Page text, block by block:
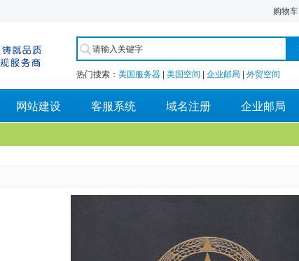
购物车
热门搜索： 美国服务器 美国空间 企业邮局 外贸空间
网站建设 客服系统 域名注册 企业邮局